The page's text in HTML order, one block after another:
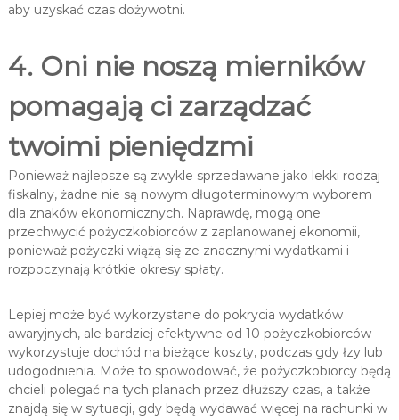
aby uzyskać czas dożywotni.
4. Oni nie noszą mierników
pomagają ci zarządzać
twoimi pieniędzmi
Ponieważ najlepsze są zwykle sprzedawane jako lekki rodzaj
fiskalny, żadne nie są nowym długoterminowym wyborem
dla znaków ekonomicznych. Naprawdę, mogą one
przechwycić pożyczkobiorców z zaplanowanej ekonomii,
ponieważ pożyczki wiążą się ze znacznymi wydatkami i
rozpoczynają krótkie okresy spłaty.
Lepiej może być wykorzystane do pokrycia wydatków
awaryjnych, ale bardziej efektywne od 10 pożyczkobiorców
wykorzystuje dochód na bieżące koszty, podczas gdy łzy lub
udogodnienia. Może to spowodować, że pożyczkobiorcy będą
chcieli polegać na tych planach przez dłuższy czas, a także
znajdą się w sytuacji, gdy będą wydawać więcej na rachunki w